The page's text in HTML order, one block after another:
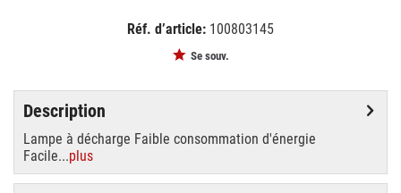
Réf. d’article: 100803145
Se souv.
Description
Lampe à décharge Faible consommation d'énergie
Facile...plus